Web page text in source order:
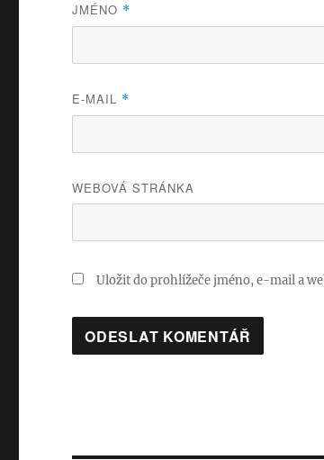
JMÉNO *
E-MAIL *
WEBOVÁ STRÁNKA
Uložit do prohlížeče jméno, e-mail a